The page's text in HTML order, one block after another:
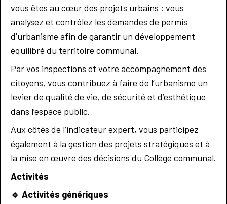
vous êtes au cœur des projets urbains : vous
analysez et contrôlez les demandes de permis
d’urbanisme afin de garantir un développement
équilibré du territoire communal.
Par vos inspections et votre accompagnement des
citoyens, vous contribuez à faire de l’urbanisme un
levier de qualité de vie, de sécurité et d’esthétique
dans l’espace public.
Aux côtés de l’indicateur expert, vous participez
également à la gestion des projets stratégiques et à
la mise en œuvre des décisions du Collège communal.
Activités
🔹 Activités génériques